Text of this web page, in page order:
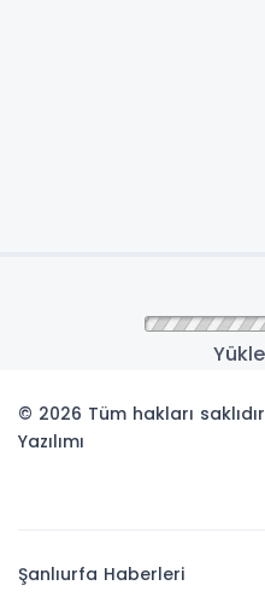
© 2026 Tüm hakları
Yazılımı
Şanlıurfa Haberleri